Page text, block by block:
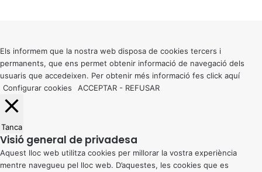
button
Els informem que la nostra web disposa de cookies tercers i
permanents, que ens permet obtenir informació de navegació dels
usuaris que accedeixen. Per obtenir més informació fes click aquí
Configurar cookies
ACCEPTAR - REFUSAR
Tanca
Visió general de privadesa
Aquest lloc web utilitza cookies per millorar la vostra experiència
mentre navegueu pel lloc web. D’aquestes, les cookies que es